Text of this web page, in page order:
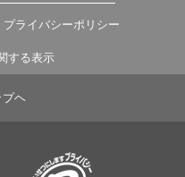
プライバシーポリシー
する表示
ヘ